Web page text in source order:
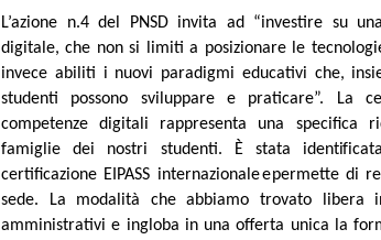
L’azione n.4 del PNSD invita ad “investire su
digitale, che non si limiti a posizionare le
invece abiliti i nuovi paradigmi educativi che,
studenti possono sviluppare e praticare”. La
competenze digitali rappresenta una specifica
famiglie dei nostri studenti. È stata identificata
certificazione EIPASS internazionaleepermette di
sede. La modalità che abbiamo trovato libera
amministrativi e ingloba in una offerta unica la